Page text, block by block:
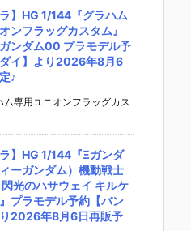
ラ】HG 1/144『グラハム
ンフラッグカスタム』
ンダム00 プラモデル予
イ】より2026年8月6
♪
ム専用ユニオンフラッグカス
ラ】HG 1/144『Ξガンダ
ーガンダム）機動戦士
光のハサウェイ キルケ
プラモデル予約【バン
2026年8月6日再販予